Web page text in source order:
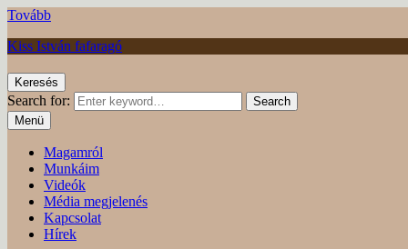
Tovább
Kiss István fafaragó
Keresés
Search for:
Search
Menü
Magamról
Munkáim
Videók
Média megjelenés
Kapcsolat
Hírek